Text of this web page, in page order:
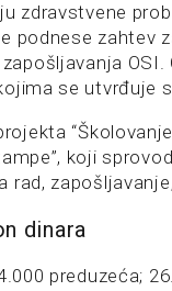
zdravstvene
podnese zahtev
se utvrđuje
koji
rad,
dinara
preduzeća;